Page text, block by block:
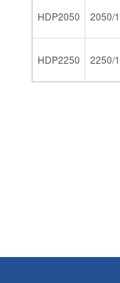
HDP2050 2050/
HDP2250 2250/